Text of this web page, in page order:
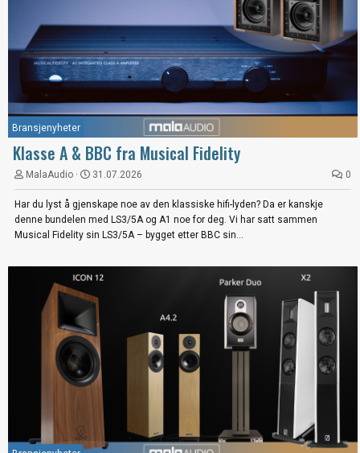
Bransjenyheter
Klasse A & BBC fra Musical Fidelity
MalaAudio 31.07.2026 0
Har du lyst å gjenskape noe av den klassiske hifi-lyden? Da er kanskje
denne bundelen med LS3/5A og A1 noe for deg. Vi har satt sammen
Musical Fidelity sin LS3/5A – bygget etter BBC sin...